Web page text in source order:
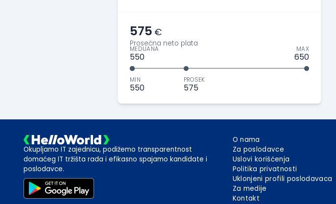
575 €
Prosečna neto plata
MIN
550
MEDIJANA
550
PROSEK
575
MAX
650
Okupljamo IT zajednicu, podižemo transparentnost
domaćeg IT tržišta rada i efikasno spajamo kandidate i
poslodavce.
O nama
Za poslodavce
Uslovi korišćenja
Politika privatnosti
Uklonjeni profili poslodavaca
Za medije
Kontakt